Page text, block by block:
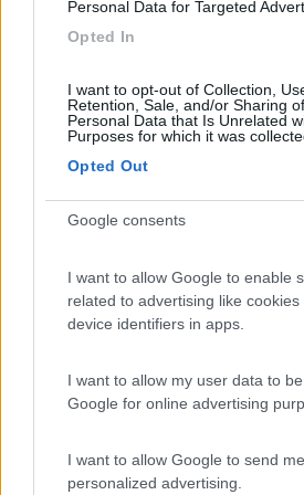
Personal Data for Targeted
Opted In
I want to opt-out of Collection,
Retention, Sale, and/or Sharing
Personal Data that Is Unrelated
Purposes for which it was
Opted Out
Google consents
I want to allow Google to enable
related to advertising like
device identifiers in apps.
I want to allow my user data to
Google for online advertising
I want to allow Google to send me
personalized advertising.
Mann, quello che mi propinano non va
Ma i filtri gasolio e olio, dove li smaltite?
piattaforme ecologiche comunali, non
Silvio